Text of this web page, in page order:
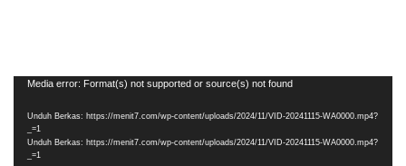
Pemutar
Media error: Format(s) not supported or source(s) not found
Unduh Berkas: https://menit7.com/wp-content/uploads/2024/11/VID-20241115-WA0000.mp4?
_=1
Unduh Berkas: https://menit7.com/wp-content/uploads/2024/11/VID-20241115-WA0000.mp4?
_=1